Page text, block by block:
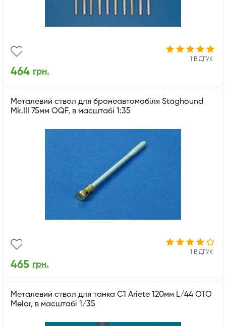
1 ВІДГУК
464 грн.
Металевий ствол для бронеавтомобіля Staghound
Mk.III 75мм OQF, в масштабі 1:35
1 ВІДГУК
465 грн.
Металевий ствол для танка C1 Ariete 120мм L/44 OTO
Melar, в масштабі 1/35